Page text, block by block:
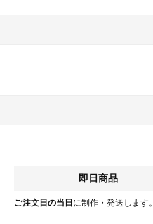
即日商品
ご注文日の当日 に制作・発送します。